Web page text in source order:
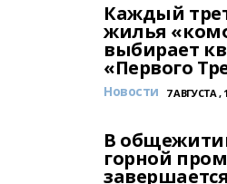
Каждый
жилья
выбирает
«Первого
Новости 7 АВГУСТА ,
В
горной